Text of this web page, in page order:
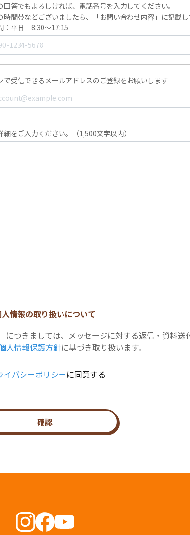
回答でもよろしければ、電話番号を入力してください。
時間帯などございましたら、「お問い合わせ内容」に記載し
：平日 8:30～17:15
で受信できるメールアドレスのご登録をお願いします
細をご入力ください。（1,500文字以内）
情報の取り扱いについて
つきましては、メッセージに対する返信・資料送
人情報保護方針に基づき取り扱います。
イバシーポリシーに同意する
確認